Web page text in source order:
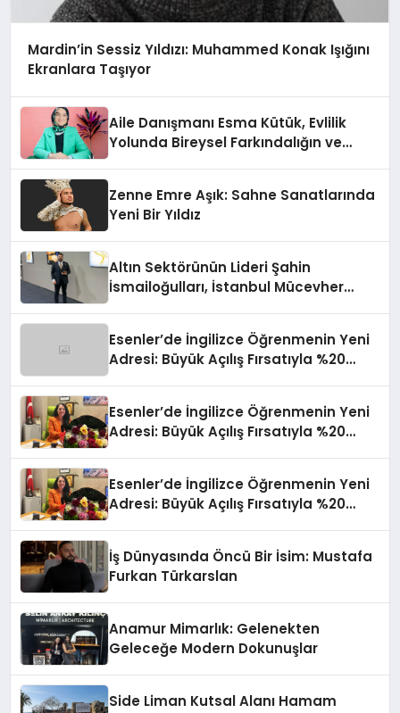
Mardin’in Sessiz Yıldızı: Muhammed Konak Işığını
Ekranlara Taşıyor
Aile Danışmanı Esma Kütük, Evlilik
Yolunda Bireysel Farkındalığın ve
Zenne Emre Aşık: Sahne Sanatlarında
Yeni Bir Yıldız
Altın Sektörünün Lideri Şahin
İsmailoğulları, İstanbul Mücevher
Esenler’de İngilizce Öğrenmenin Yeni
Adresi: Büyük Açılış Fırsatıyla %20
Esenler’de İngilizce Öğrenmenin Yeni
Adresi: Büyük Açılış Fırsatıyla %20
Esenler’de İngilizce Öğrenmenin Yeni
Adresi: Büyük Açılış Fırsatıyla %20
İş Dünyasında Öncü Bir İsim: Mustafa
Furkan Türkarslan
Anamur Mimarlık: Gelenekten
Geleceğe Modern Dokunuşlar
Side Liman Kutsal Alanı Hamam